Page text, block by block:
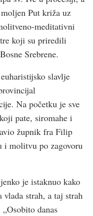
Put križa uz
meditativni
koji su priredili
Srebrene.
slavlje
Na početku je sve
pate, siromahe i
župnik fra Filip
i molitvu po zagovoru
je istaknuo kako
strah, a taj strah
danas